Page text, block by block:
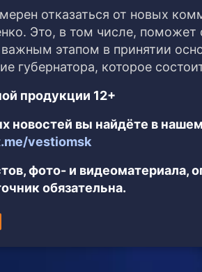
отказаться от новых
Это, в том числе,
этапом в принятии
губернатора, которое
продукции 12+
новостей вы найдёте в
vestiomsk
фото- и видеоматериала,
обязательна.